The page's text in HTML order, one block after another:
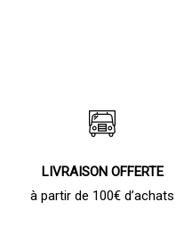
LIVRAISON OFFERTE
à partir de 100€ d’achats